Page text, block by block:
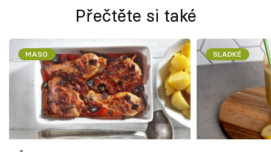
Přečtěte si také
MASO SLADKÉ